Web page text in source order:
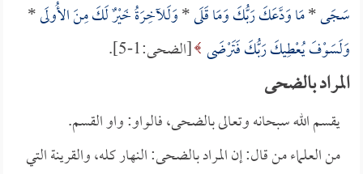
سَجَى*مَا وَدَّعَكَ رَبُّكَ وَمَا قَلَى*وَلَلآخِرَةُ خَيْرٌ لَكَ مِنَ الأُولَى*
وَلَسَوْفَ يُعْطِيكَ رَبُّكَ فَتَرْضَى [الضحى:1-5].
المراد بالضحى
يقسم الله سبحانه وتعالى بالضحى، فالواو: واو القسم.
من العلماء من قال: إن المراد بالضحى: النهار كله، والقرينة التي